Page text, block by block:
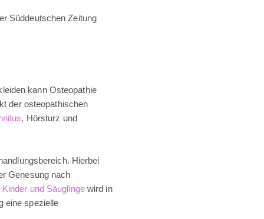
Süddeutschen Zeitung
kann Osteopathie
der osteopathischen
, Hörsturz und
Hierbei
Genesung nach
Kinder und Säuglingewird in
eine spezielle